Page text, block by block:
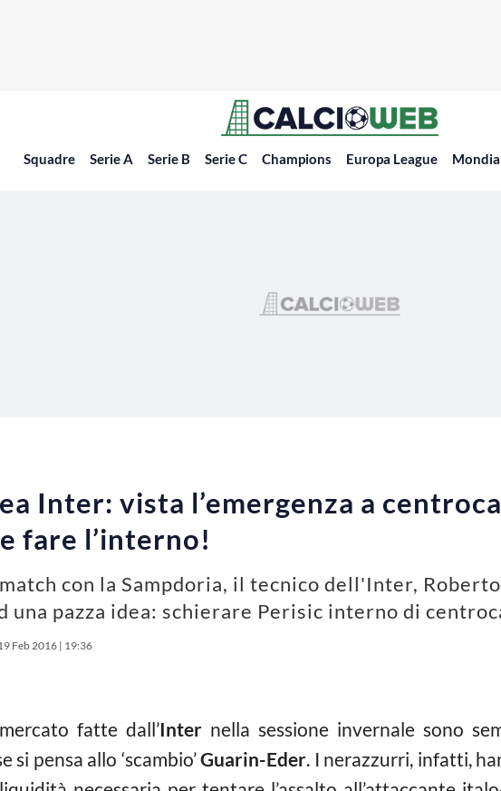
Squadre Serie A Serie B Serie C Champions Europa League
Inter: vista l’emergenza a
fare l’interno!
con la Sampdoria, il tecnico dell'Inter,
una pazza idea: schierare Perisic interno di
Feb 2016 | 19:36
fatte dall’Inter nella sessione invernale sono
si pensa allo ‘scambio’Guarin-Eder. I nerazzurri, infatti,